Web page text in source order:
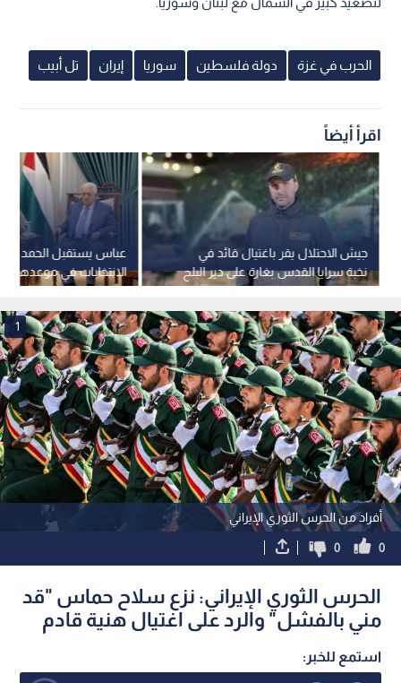
الحرب في غزة دولة فلسطين سوريا إيران تل أبيب
اقرأ أيضاً
عباس يستقبل الحمد الله
تشرين الثاني 2026
جيش الاحتلال يقر باغتيال قائد في
نخبة سرايا القدس بغارة على دير البلح
أفراد من الحرس الثوري الإيراني
1
0
0
الحرس الثوري الإيراني: نزع سلاح حماس "قد
مني بالفشل" والرد على اغتيال هنية قادم
استمع للخبر: